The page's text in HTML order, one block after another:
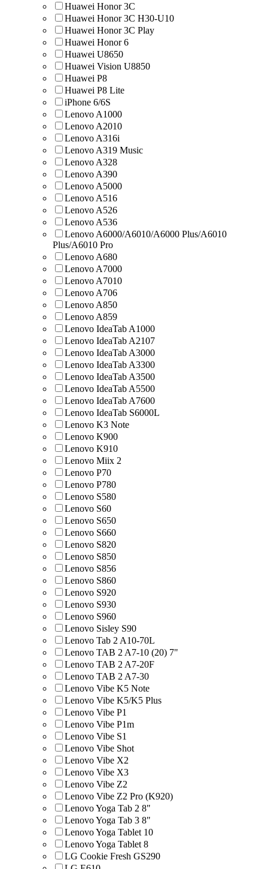
Huawei Honor 3C
Huawei Honor 3C H30-U10
Huawei Honor 3C Play
Huawei Honor 6
Huawei U8650
Huawei Vision U8850
Huawei Р8
Huawei Р8 Lite
iPhone 6/6S
Lenovo A1000
Lenovo A2010
Lenovo A316i
Lenovo A319 Music
Lenovo A328
Lenovo A390
Lenovo A5000
Lenovo A516
Lenovo A526
Lenovo A536
Lenovo A6000/A6010/A6000 Plus/A6010
Plus/A6010 Pro
Lenovo A680
Lenovo A7000
Lenovo A7010
Lenovo A706
Lenovo A850
Lenovo A859
Lenovo IdeaTab A1000
Lenovo IdeaTab A2107
Lenovo IdeaTab A3000
Lenovo IdeaTab A3300
Lenovo IdeaTab A3500
Lenovo IdeaTab A5500
Lenovo IdeaTab A7600
Lenovo IdeaTab S6000L
Lenovo K3 Note
Lenovo K900
Lenovo K910
Lenovo Miix 2
Lenovo P70
Lenovo P780
Lenovo S580
Lenovo S60
Lenovo S650
Lenovo S660
Lenovo S820
Lenovo S850
Lenovo S856
Lenovo S860
Lenovo S920
Lenovo S930
Lenovo S960
Lenovo Sisley S90
Lenovo Tab 2 A10-70L
Lenovo TAB 2 A7-10 (20) 7"
Lenovo TAB 2 A7-20F
Lenovo TAB 2 A7-30
Lenovo Vibe K5 Note
Lenovo Vibe K5/K5 Plus
Lenovo Vibe P1
Lenovo Vibe P1m
Lenovo Vibe S1
Lenovo Vibe Shot
Lenovo Vibe X2
Lenovo Vibe X3
Lenovo Vibe Z2
Lenovo Vibe Z2 Pro (K920)
Lenovo Yoga Tab 2 8"
Lenovo Yoga Tab 3 8"
Lenovo Yoga Tablet 10
Lenovo Yoga Tablet 8
LG Cookie Fresh GS290